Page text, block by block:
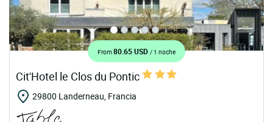
From 80.65 USD / 1 noche
Cit'Hotel le Clos du Pontic
29800 Landerneau, Francia